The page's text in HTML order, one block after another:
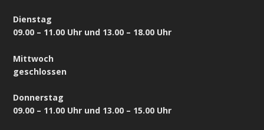
Dienstag
09.00 – 11.00 Uhr und 13.00 – 18.00 Uhr
Mittwoch
geschlossen
Donnerstag
09.00 – 11.00 Uhr und 13.00 – 15.00 Uhr